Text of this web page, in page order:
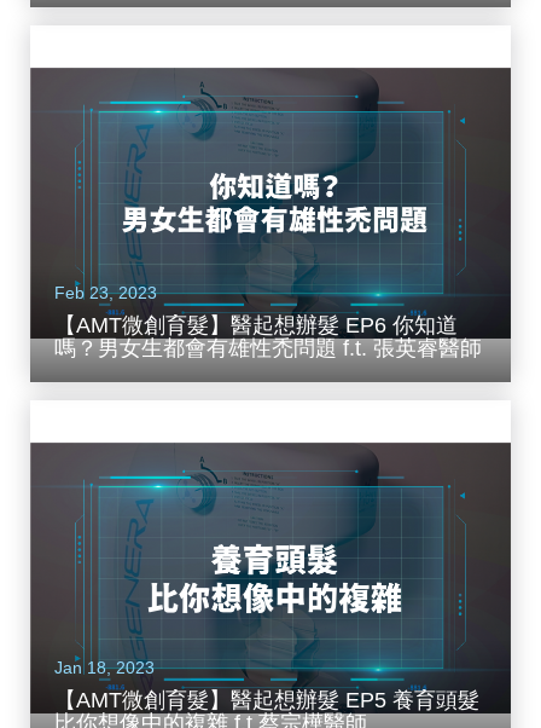
Feb 23, 2023
【AMT微創育髮】醫起想辦髮 EP6 你知道
嗎？男女生都會有雄性禿問題 f.t. 張英睿醫師
Jan 18, 2023
【AMT微創育髮】醫起想辦髮 EP5 養育頭髮
比你想像中的複雜 f.t 蔡宗樺醫師